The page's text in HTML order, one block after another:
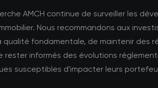
AMCH continue de surveiller les
Nous recommandons aux
qualité fondamentale, de maintenir des
rester informés des évolutions
susceptibles d'impacter leurs